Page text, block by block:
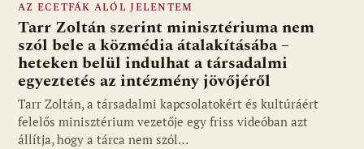
Fotó: media1.hu
AZ ECETFÁK ALÓL JELENTEM
Tarr Zoltán szerint minisztériuma nem
szól bele a közmédia átalakításába –
heteken belül indulhat a társadalmi
egyeztetés az intézmény jövőjéről
Tarr Zoltán, a társadalmi kapcsolatokért és kultúráért
felelős minisztérium vezetője egy friss videóban azt
állítja, hogy a tárca nem szól…